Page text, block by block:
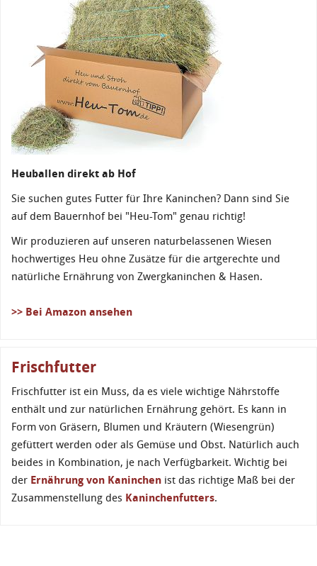
Heuballen direkt ab Hof
Sie suchen gutes Futter für Ihre Kaninchen? Dann sind Sie
auf dem Bauernhof bei "Heu-Tom" genau richtig!
Wir produzieren auf unseren naturbelassenen Wiesen
hochwertiges Heu ohne Zusätze für die artgerechte und
natürliche Ernährung von Zwergkaninchen & Hasen.
>> Bei Amazon ansehen
Frischfutter
Frischfutter ist ein Muss, da es viele wichtige Nährstoffe
enthält und zur natürlichen Ernährung gehört. Es kann in
Form von Gräsern, Blumen und Kräutern (Wiesengrün)
gefüttert werden oder als Gemüse und Obst. Natürlich auch
beides in Kombination, je nach Verfügbarkeit. Wichtig bei
der Ernährung von Kaninchen ist das richtige Maß bei der
Zusammenstellung des Kaninchenfutters.